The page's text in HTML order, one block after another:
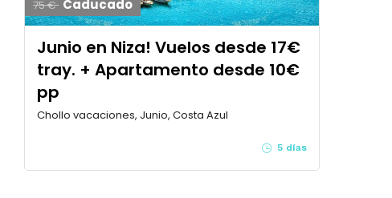
75 € Caducado
Junio en Niza! Vuelos desde 17€
tray. + Apartamento desde 10€
pp
Chollo vacaciones, Junio, Costa Azul
5 días